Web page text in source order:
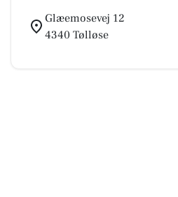
Glæemosevej 12
4340 Tølløse